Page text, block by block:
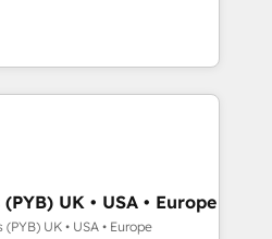
objectives. With 125+
of the most certified
English & French.
businesses ready to
scale smarter. We specialize
CMS migrations and
like Salesforce, NetSuite,
Dynamics, Wix,
turning fragmented
ready HubSpot
revenue operations and
UK • USA • Europe
UK • USA • Europe